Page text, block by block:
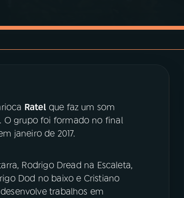
Ratel que faz um som
O grupo foi formado no final
janeiro de 2017.
Rodrigo Dread na Escaleta,
Dod no baixo e Cristiano
trabalhos em